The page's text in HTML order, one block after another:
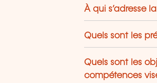
À qui s’adresse
Quels sont les
Quels sont les
compétences